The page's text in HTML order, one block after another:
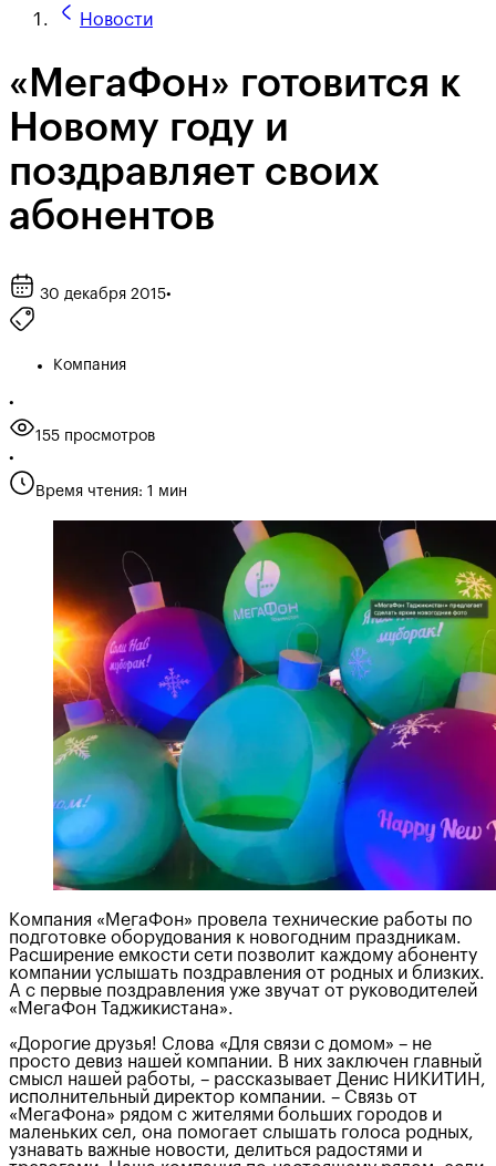
Новости
«МегаФон» готовится к
Новому году и
поздравляет своих
абонентов
30 декабря 2015•
Компания
•
155 просмотров
•
Время чтения: 1 мин
Компания «МегаФон» провела технические работы по
подготовке оборудования к новогодним праздникам.
Расширение емкости сети позволит каждому абоненту
компании услышать поздравления от родных и близких.
А с первые поздравления уже звучат от руководителей
«МегаФон Таджикистана».
«Дорогие друзья! Слова «Для связи с домом» – не
просто девиз нашей компании. В них заключен главный
смысл нашей работы, – рассказывает Денис НИКИТИН,
исполнительный директор компании. – Связь от
«МегаФона» рядом с жителями больших городов и
маленьких сел, она помогает слышать голоса родных,
узнавать важные новости, делиться радостями и